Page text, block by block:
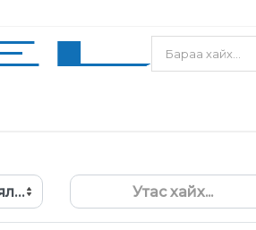
HC LUXURY SHINE гялалзуулагч маскан ангижруулагч 1000мл Утас хайх...